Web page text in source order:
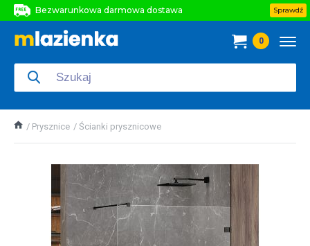
Bezwarunkowa darmowa dostawa
Bezwarunkowa darmowa dostawa
Sprawdź
0
Prysznice Ścianki prysznicowe